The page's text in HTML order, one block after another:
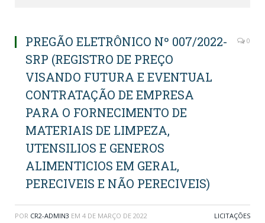
PREGÃO ELETRÔNICO Nº 007/2022-
SRP (REGISTRO DE PREÇO
VISANDO FUTURA E EVENTUAL
CONTRATAÇÃO DE EMPRESA
PARA O FORNECIMENTO DE
MATERIAIS DE LIMPEZA,
UTENSILIOS E GENEROS
ALIMENTICIOS EM GERAL,
PERECIVEIS E NÃO PERECIVEIS)
0
POR CR2-ADMIN3 EM 4 DE MARÇO DE 2022 LICITAÇÕES